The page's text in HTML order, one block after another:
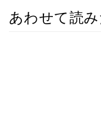
あわせて読